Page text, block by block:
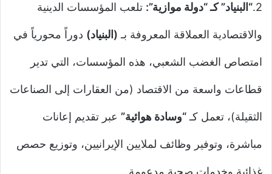
2. “البنياد” كـ “دولة موازية”: تلعب المؤسسات الدينية
والاقتصادية العملاقة المعروفة بـ (البنياد) دوراً محورياً في
امتصاص الغضب الشعبي، هذه المؤسسات، التي تدير
قطاعات واسعة من الاقتصاد (من العقارات إلى الصناعات
الثقيلة)، تعمل كـ “وسادة هوائية” عبر تقديم إعانات
مباشرة، وتوفير وظائف لملايين الإيرانيين، وتوزيع حصص
غذائية وخدمات صحية مدعومة.